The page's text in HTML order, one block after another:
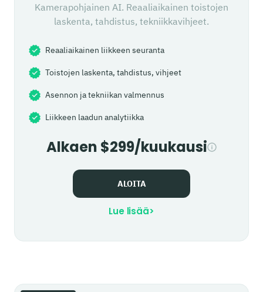
Kamerapohjainen AI. Reaaliaikainen toistojen
laskenta, tahdistus, tekniikkavihjeet.
Reaaliaikainen liikkeen seuranta
Toistojen laskenta, tahdistus, vihjeet
Asennon ja tekniikan valmennus
Liikkeen laadun analytiikka
Alkaen $299/kuukausi
ALOITA
Lue lisää>